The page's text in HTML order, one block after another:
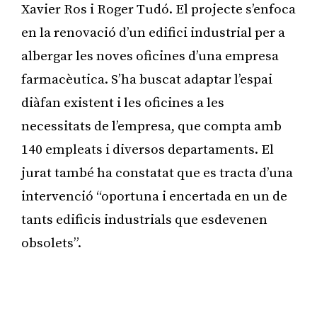
Xavier Ros i Roger Tudó. El projecte s’enfoca
en la renovació d’un edifici industrial per a
albergar les noves oficines d’una empresa
farmacèutica. S’ha buscat adaptar l’espai
diàfan existent i les oficines a les
necessitats de l’empresa, que compta amb
140 empleats i diversos departaments. El
jurat també ha constatat que es tracta d’una
intervenció “oportuna i encertada en un de
tants edificis industrials que esdevenen
obsolets”.